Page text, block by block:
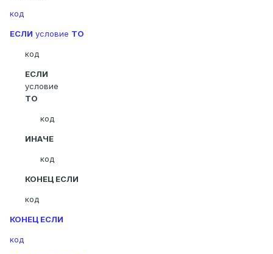
код
ЕСЛИ условие ТО
код
ЕСЛИ
условие
ТО
код
ИНАЧЕ
код
КОНЕЦ ЕСЛИ
код
КОНЕЦ ЕСЛИ
код